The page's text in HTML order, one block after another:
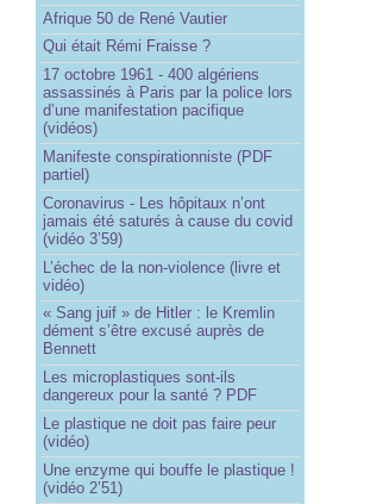
Afrique 50 de René Vautier
Qui était Rémi Fraisse ?
17 octobre 1961 - 400 algériens
assassinés à Paris par la police lors
d’une manifestation pacifique
(vidéos)
Manifeste conspirationniste (PDF
partiel)
Coronavirus - Les hôpitaux n’ont
jamais été saturés à cause du covid
(vidéo 3’59)
L’échec de la non-violence (livre et
vidéo)
« Sang juif » de Hitler : le Kremlin
dément s’être excusé auprès de
Bennett
Les microplastiques sont-ils
dangereux pour la santé ? PDF
Le plastique ne doit pas faire peur
(vidéo)
Une enzyme qui bouffe le plastique !
(vidéo 2’51)